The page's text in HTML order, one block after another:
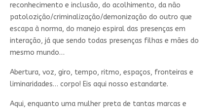
reconhecimento e inclusão, do acolhimento, da não
patolozição/criminalização/demonização do outro que
escapa à norma, do manejo espiral das presenças em
interação, já que sendo todas presenças filhas e mães do
mesmo mundo…
Abertura, voz, giro, tempo, ritmo, espaços, fronteiras e
liminaridades… corpo! Eis aqui nosso estandarte.
Aqui, enquanto uma mulher preta de tantas marcas e